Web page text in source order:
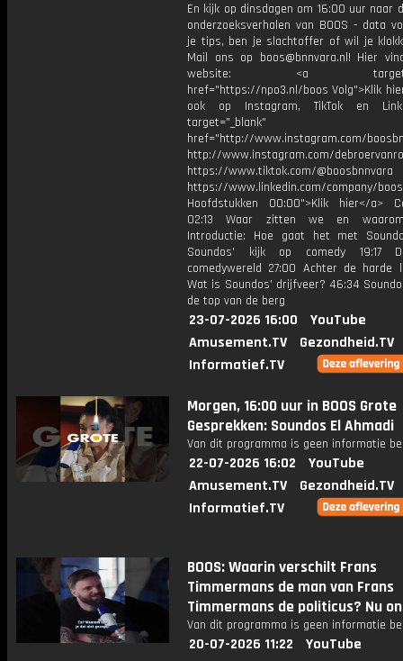
En kijk op dinsdagen om 16:00 uur naar
onderzoeksverhalen van BOOS - data
je tips, ben je slachtoffer of wil je
Mail ons op boos@bnnvara.nl! Hier
website: <a
href="https://npo3.nl/boos Volg">Klik
ook op Instagram, TikTok en
target="_blank"
href="http://www.instagram.com/
http://www.instagram.com/
https://www.tiktok.com/@boosbnnvara
https://www.linkedin.com/company/
Hoofdstukken 00:00">Klik hier</a>
02:13 Waar zitten we en
Introductie: Hoe gaat het met
Soundos' kijk op comedy 19:17
comedywereld 27:00 Achter de harde
Wat is Soundos’ drijfveer? 46:34
de top van de berg
23-07-2026 16:00
YouTube
Amusement.TV
Gezondheid.TV
Informatief.TV
Morgen, 16:00 uur in BOOS Grote
Gesprekken: Soundos El Ahmadi
Van dit programma is geen informatie
22-07-2026 16:02
YouTube
Amusement.TV
Gezondheid.TV
Informatief.TV
BOOS: Waarin verschilt Frans
Timmermans de man van Frans
Timmermans de politicus? Nu
Van dit programma is geen informatie
20-07-2026 11:22
YouTube